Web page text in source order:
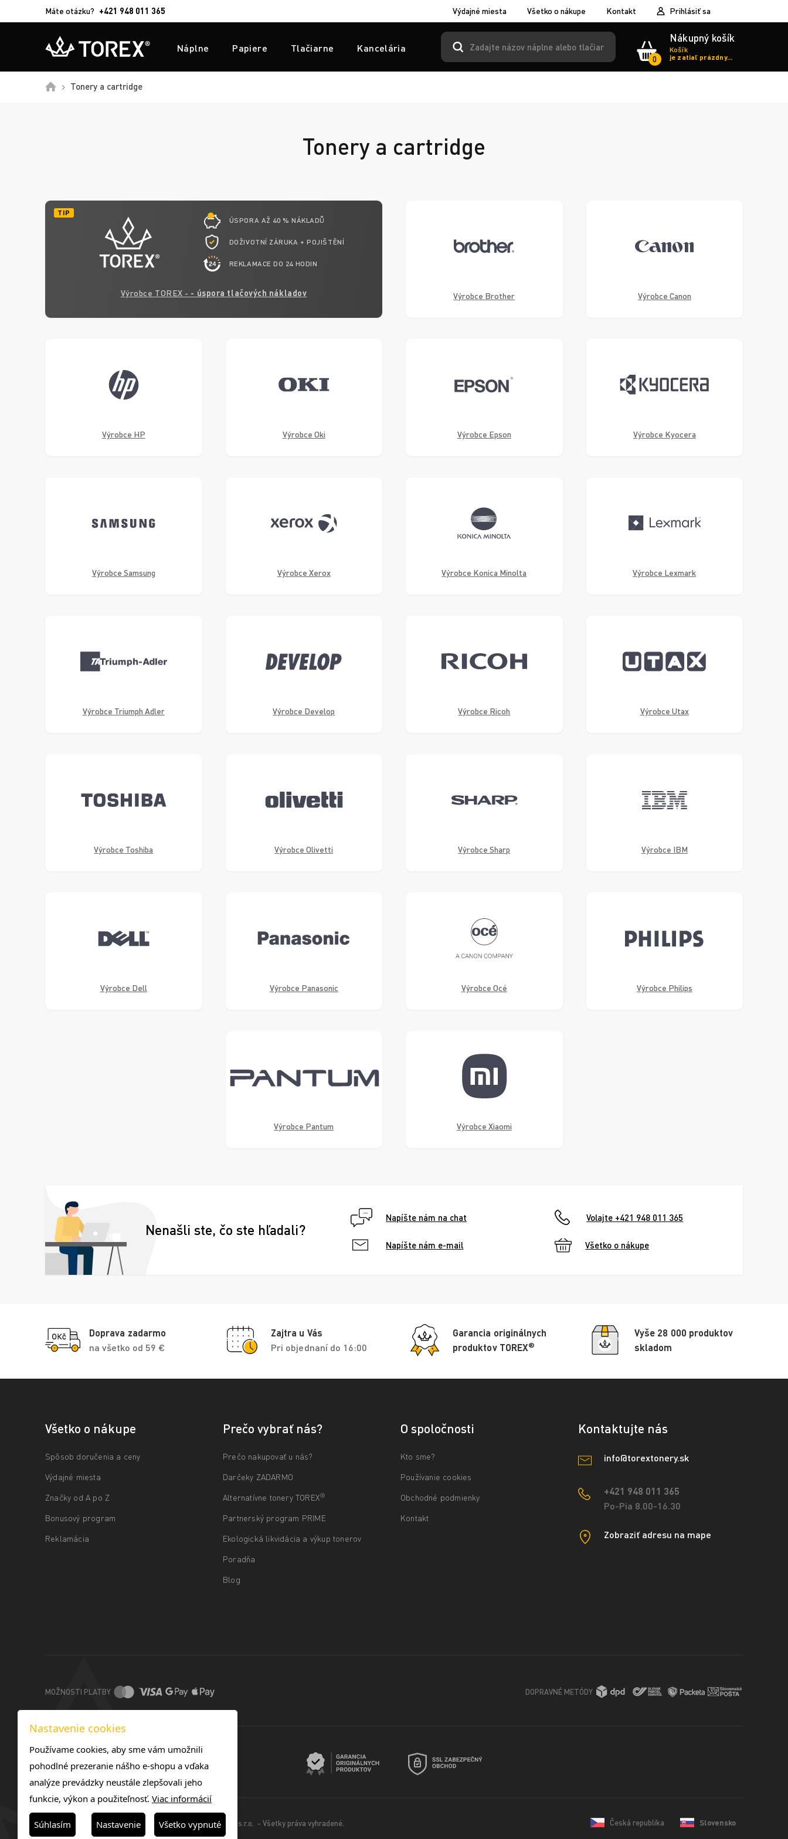
Máte otázku? +421 948 011 365 Výdajné miesta Všetko o nákupe Kontakt Prihlásiť sa
Náplne Papiere Tlačiarne Kancelária
0
Nákupný košík
Košík
je zatiaľ prázdny...
DomůTonery a cartridge
Tonery a cartridge
TIP
ÚSPORA AŽ 40 % NÁKLADŮ
DOŽIVOTNÍ ZÁRUKA + POJIŠTĚNÍ
REKLAMACE DO 24 HODIN
Výrobce TOREX - - úspora tlačových nákladov Výrobce Brother Výrobce Canon
Výrobce HP Výrobce Oki Výrobce Epson Výrobce Kyocera
Výrobce Samsung Výrobce Xerox Výrobce Konica Minolta Výrobce Lexmark
Výrobce Triumph Adler Výrobce Develop Výrobce Ricoh Výrobce Utax
Výrobce Toshiba Výrobce Olivetti Výrobce Sharp Výrobce IBM
Výrobce Dell Výrobce Panasonic Výrobce Océ Výrobce Philips
Výrobce Pantum Výrobce Xiaomi
Nenašli ste, čo ste hľadali?
Napíšte nám na chat Volajte +421 948 011 365
Napíšte nám e-mail Všetko o nákupe
Doprava zadarmo
na všetko od 59 €
Zajtra u Vás
Pri objednaní do 16:00
Garancia originálnych
produktov TOREX®
Vyše 28 000 produktov
skladom
Všetko o nákupe
Spôsob doručenia a ceny
Výdajné miesta
Značky od A po Z
Bonusový program
Reklamácia
Prečo vybrať nás?
Prečo nakupovať u nás?
Darčeky ZADARMO
Alternatívne tonery TOREX®
Partnerský program PRIME
Ekologická likvidácia a výkup tonerov
Poradňa
Blog
O spoločnosti
Kto sme?
Používanie cookies
Obchodné podmienky
Kontakt
Kontaktujte nás
info@torextonery.sk
+421 948 011 365
Po-Pia 8.00-16.30
Zobraziť adresu na mape
MOŽNOSTI PLATBY DOPRAVNÉ METÓDY
© 2025 -TOREX TONERS SK s.r.o. - Všetky práva vyhradené. Česká republika Slovensko
Nastavenie cookies
Používame cookies, aby sme vám umožnili
pohodlné prezeranie nášho e-shopu a vďaka
analýze prevádzky neustále zlepšovali jeho
funkcie, výkon a použiteľnosť. Viac informácií
Súhlasím Nastavenie Všetko vypnuté